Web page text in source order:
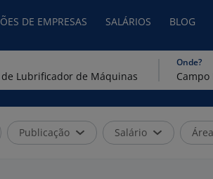
DE EMPRESAS SALÁRIOS BLOG
Onde?
Publicação Salário Área